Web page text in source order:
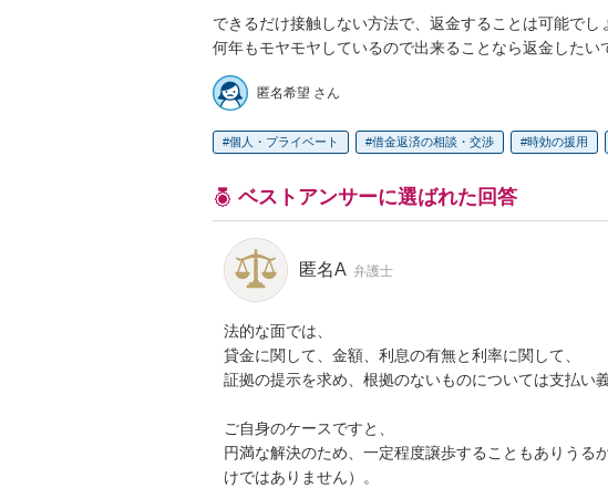
できるだけ接触しない方法で、返金することは可能でし
何年もモヤモヤしているので出来ることなら返金したい
匿名希望 さん
個人・プライベート 借金返済の相談・交渉 時効の援用
ベストアンサーに選ばれた回答
匿名A 弁護士
法的な面では、
貸金に関して、金額、利息の有無と利率に関して、
証拠の提示を求め、根拠のないものについては支払い
ご自身のケースですと、
円満な解決のため、一定程度譲歩することもありうる
けではありません）。